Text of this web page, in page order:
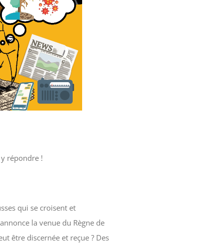
répondre !
qui se croisent et
la venue du Règne de
être discernée et reçue ? Des